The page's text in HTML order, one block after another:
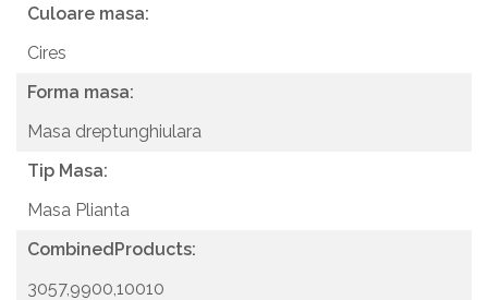
Culoare masa:
Cires
Forma masa:
Masa dreptunghiulara
Tip Masa:
Masa Plianta
CombinedProducts:
3057,9900,10010